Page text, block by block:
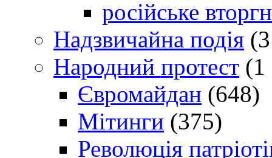
російське
Надзвичайна подія
Народний протест (1
Євромайдан (648)
Мітинги (375)
Революція